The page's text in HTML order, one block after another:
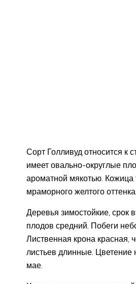
Сорт Голливуд относится к
имеет овально-округлые
ароматной мякотью. Кожица
мраморного желтого оттенка.
Деревья зимостойкие, срок
плодов средний. Побеги
Лиственная крона красная,
листьев длинные. Цветение
мае.